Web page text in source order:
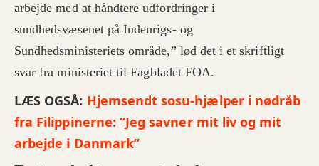
arbejde med at håndtere udfordringer i
sundhedsvæsenet på Indenrigs- og
Sundhedsministeriets område,” lød det i et skriftligt
svar fra ministeriet til Fagbladet FOA.
LÆS OGSÅ: Hjemsendt sosu-hjælper i nødråb
fra Filippinerne: ”Jeg savner mit liv og mit
arbejde i Danmark”